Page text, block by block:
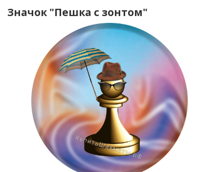
Значок "Пешка с зонтом"